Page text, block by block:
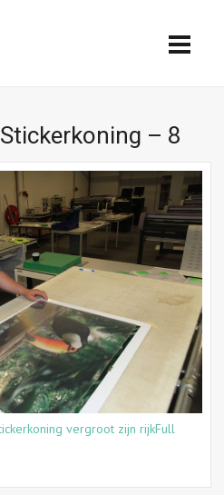
– 8
vergroot zijn rijkFull